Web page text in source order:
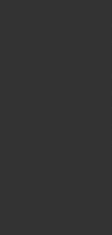
és ii) a
előző
esetén a
végzett in
szinaptikus”
származik.